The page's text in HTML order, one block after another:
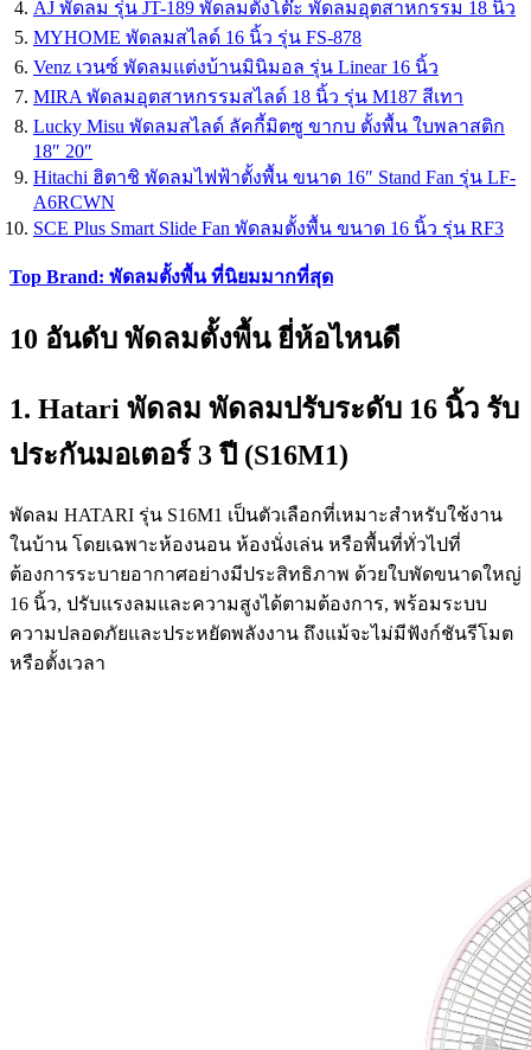
AJ พัดลม รุ่น JT-189 พัดลมตั้งโต๊ะ พัดลมอุตสาหกรรม 18 นิ้ว
MYHOME พัดลมสไลด์ 16 นิ้ว รุ่น FS-878
Venz เวนซ์ พัดลมแต่งบ้านมินิมอล รุ่น Linear 16 นิ้ว
MIRA พัดลมอุตสาหกรรมสไลด์ 18 นิ้ว รุ่น M187 สีเทา
Lucky Misu พัดลมสไลด์ ลัคกี้มิตซู ขากบ ตั้งพื้น ใบพลาสติก
18″ 20″
Hitachi ฮิตาชิ พัดลมไฟฟ้าตั้งพื้น ขนาด 16″ Stand Fan รุ่น LF-
A6RCWN
SCE Plus Smart Slide Fan พัดลมตั้งพื้น ขนาด 16 นิ้ว รุ่น RF3
Top Brand: พัดลมตั้งพื้น ที่นิยมมากที่สุด
10 อันดับ พัดลมตั้งพื้น ยี่ห้อไหนดี
1. Hatari พัดลม พัดลมปรับระดับ 16 นิ้ว รับ
ประกันมอเตอร์ 3 ปี (S16M1)
พัดลม HATARI รุ่น S16M1 เป็นตัวเลือกที่เหมาะสำหรับใช้งาน
ในบ้าน โดยเฉพาะห้องนอน ห้องนั่งเล่น หรือพื้นที่ทั่วไปที่
ต้องการระบายอากาศอย่างมีประสิทธิภาพ ด้วยใบพัดขนาดใหญ่
16 นิ้ว, ปรับแรงลมและความสูงได้ตามต้องการ, พร้อมระบบ
ความปลอดภัยและประหยัดพลังงาน ถึงแม้จะไม่มีฟังก์ชันรีโมต
หรือตั้งเวลา